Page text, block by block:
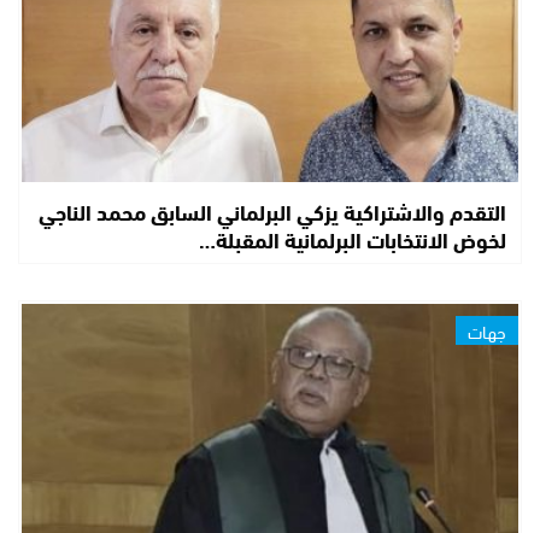
التقدم والاشتراكية يزكي البرلماني السابق محمد الناجي
لخوض الانتخابات البرلمانية المقبلة…
جهات